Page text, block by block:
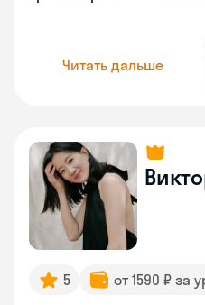
Читать дальше
5 от 1590 ₽ за